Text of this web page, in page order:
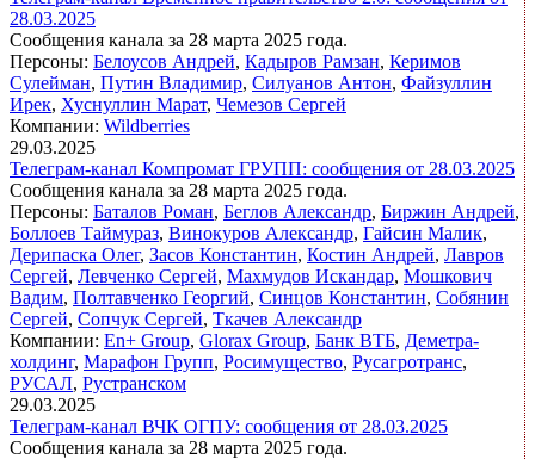
28.03.2025
Сообщения канала за 28 марта 2025 года.
Персоны: Белоусов Андрей, Кадыров Рамзан, Керимов
Сулейман, Путин Владимир, Силуанов Антон, Файзуллин
Ирек, Хуснуллин Марат, Чемезов Сергей
Компании: Wildberries
29.03.2025
Телеграм-канал Компромат ГРУПП: сообщения от 28.03.2025
Сообщения канала за 28 марта 2025 года.
Персоны: Баталов Роман, Беглов Александр, Биржин Андрей,
Боллоев Таймураз, Винокуров Александр, Гайсин Малик,
Дерипаска Олег, Засов Константин, Костин Андрей, Лавров
Сергей, Левченко Сергей, Махмудов Искандар, Мошкович
Вадим, Полтавченко Георгий, Синцов Константин, Собянин
Сергей, Сопчук Сергей, Ткачев Александр
Компании: En+ Group, Glorax Group, Банк ВТБ, Деметра-
холдинг, Марафон Групп, Росимущество, Русагротранс,
РУСАЛ, Рустранском
29.03.2025
Телеграм-канал ВЧК ОГПУ: сообщения от 28.03.2025
Сообщения канала за 28 марта 2025 года.